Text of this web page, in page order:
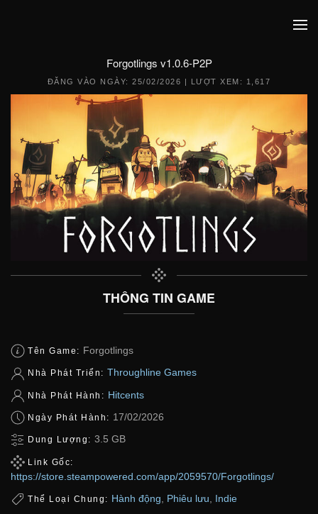
Forgotlings v1.0.6-P2P
ĐĂNG VÀO NGÀY:25/02/2026 | LƯỢT XEM: 1,617
THÔNG TIN GAME
Tên Game: Forgotlings
Nhà Phát Triển: Throughline Games
Nhà Phát Hành: Hitcents
Ngày Phát Hành: 17/02/2026
Dung Lượng: 3.5 GB
Link Gốc:
https://store.steampowered.com/app/2059570/Forgotlings/
Thể Loại Chung: Hành động Phiêu lưu Indie